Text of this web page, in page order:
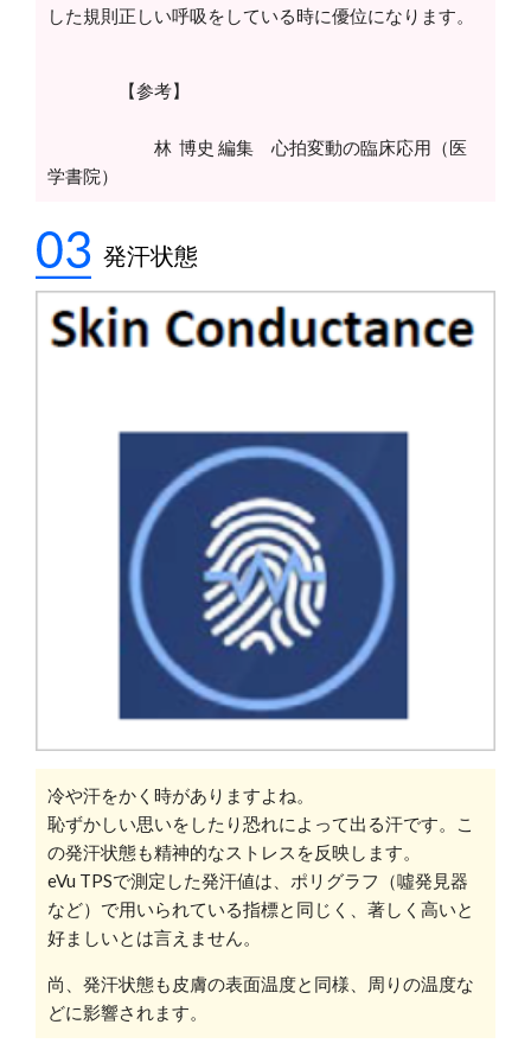
した規則正しい呼吸をしている時に優位になります。
【参考】
林 博史 編集 心拍変動の臨床応用（医
学書院）
発汗状態
冷や汗をかく時がありますよね。
恥ずかしい思いをしたり恐れによって出る汗です。こ
の発汗状態も精神的なストレスを反映します。
eVu TPSで測定した発汗値は、ポリグラフ（噓発見器
など）で用いられている指標と同じく、著しく高いと
好ましいとは言えません。
尚、発汗状態も皮膚の表面温度と同様、周りの温度な
どに影響されます。